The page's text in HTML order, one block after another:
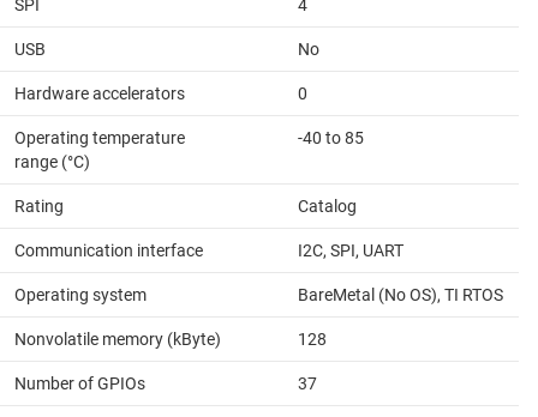
SPI 4
USB No
Hardware accelerators 0
Operating temperature
range (°C)
-40 to 85
Rating Catalog
Communication interface I2C, SPI, UART
Operating system BareMetal (No OS), TI RTOS
Nonvolatile memory (kByte) 128
Number of GPIOs 37